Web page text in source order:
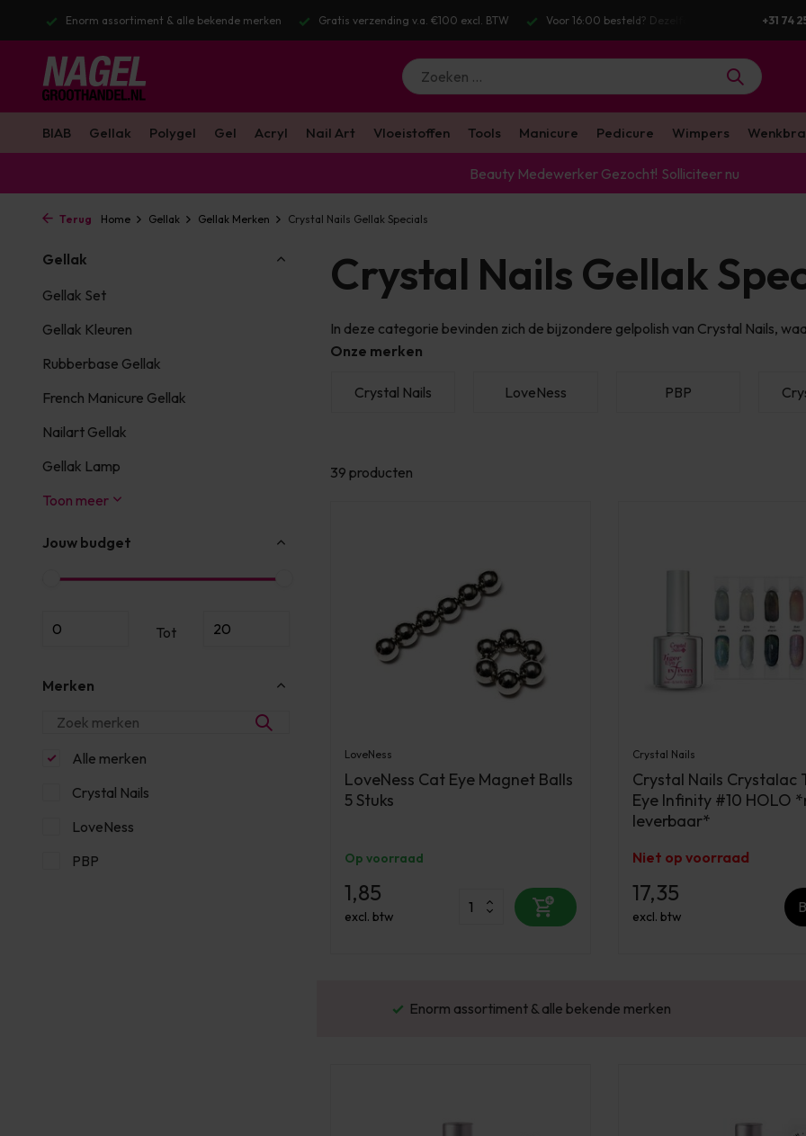
Enorm assortiment & alle bekende merken Gratis verzending v.a. €100 excl. BTW Voor 16:00 besteld? Dezelfde werkdag verstuurd
+31 74
BIAB Gellak Polygel Gel Acryl Nail Art Vloeistoffen Tools Manicure Pedicure Wimpers
Beauty Medewerker Gezocht! Solliciteer nu
Terug Home Gellak Gellak Merken Crystal Nails Gellak Specials
Gellak
Gellak Set
Gellak Kleuren
Rubberbase Gellak
French Manicure Gellak
Nailart Gellak
Gellak Lamp
Toon meer
Jouw budget
Tot
Merken
Alle merken
Crystal Nails
LoveNess
PBP
Crystal Nails Gellak
In deze categorie bevinden zich de bijzondere gelpolish van Crystal Nails,
Onze merken
LoveNess Crystal Nails LoveNess PBP
39 producten
LoveNess
LoveNess Cat Eye Magnet Balls
5 Stuks
Op voorraad
1,85
excl. btw
Crystal Nails
Crystal Nails Crystalac
Eye Infinity #10 HOLO
leverbaar*
Niet op voorraad
17,35
excl. btw
Enorm assortiment & alle bekende merken